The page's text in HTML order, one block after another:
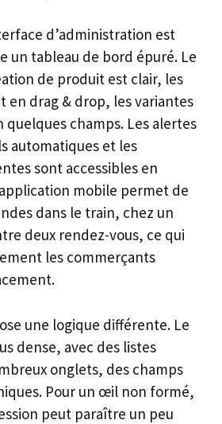
d’administration est
un tableau de bord épuré. Le
de produit est clair, les
en drag & drop, les variantes
champs. Les alertes
automatiques et les
sont accessibles en
mobile permet de
dans le train, chez un
deux rendez-vous, ce qui
les commerçants
une logique différente. Le
dense, avec des listes
onglets, des champs
Pour un œil non formé,
peut paraître un peu